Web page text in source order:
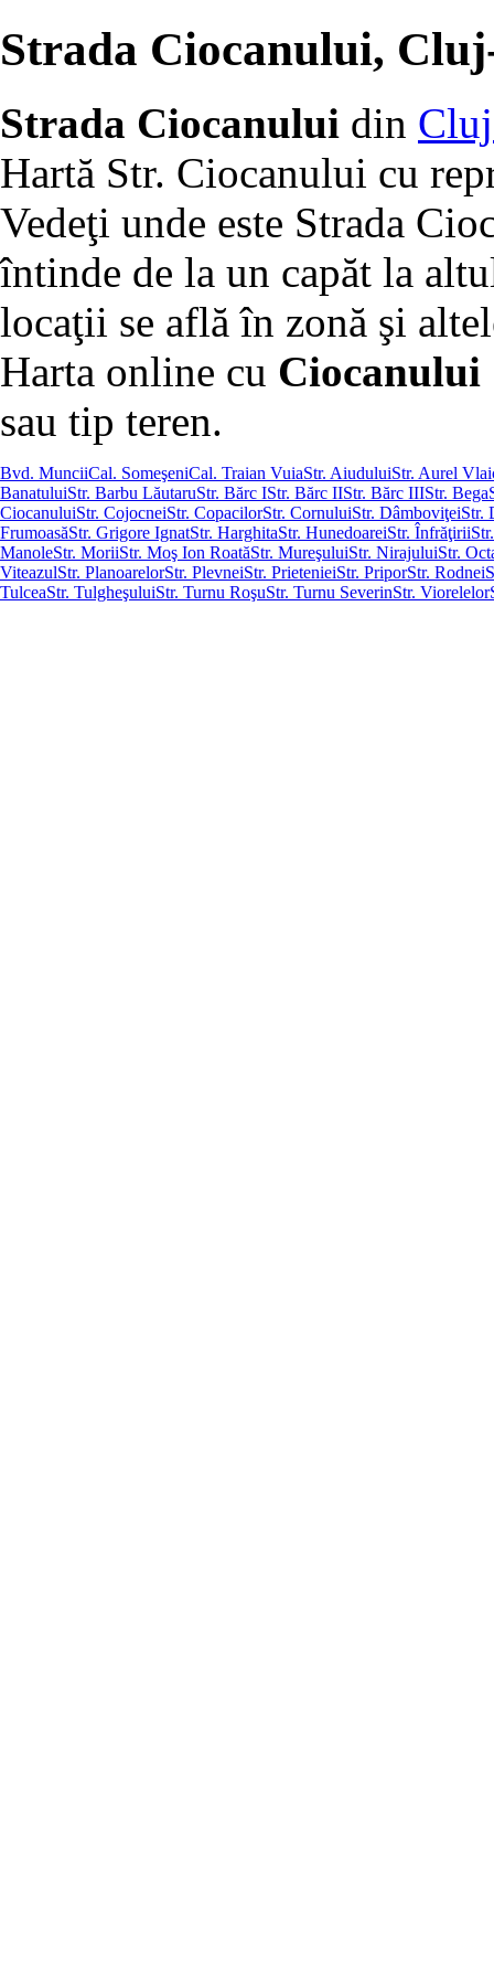
Strada Ciocanului,
Strada Ciocanului din
Hartă Str. Ciocanului cu
Vedeţi unde este Strada
întinde de la un capăt la
locaţii se află în zonă şi
Harta online cu Ciocanului
sau tip teren.
Bvd. MunciiCal. SomeşeniCal. Traian VuiaStr. AiuduluiStr. Aurel
BanatuluiStr. Barbu LăutaruStr. Bărc IStr. Bărc IIStr. Bărc IIIStr. Bega
CiocanuluiStr. CojocneiStr. CopacilorStr. CornuluiStr. DâmboviţeiStr.
FrumoasăStr. Grigore IgnatStr. HarghitaStr. HunedoareiStr. Înfrăţirii
ManoleStr. MoriiStr. Moş Ion RoatăStr. MureşuluiStr. NirajuluiStr.
ViteazulStr. PlanoarelorStr. PlevneiStr. PrietenieiStr. PriporStr. Rodnei
TulceaStr. TulgheşuluiStr. Turnu RoşuStr. Turnu SeverinStr. Viorelelor